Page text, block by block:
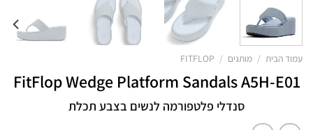
עמוד הבית / מותגים /
FITFLOP
FitFlop Wedge Platform Sandals A5H-E01
סנדלי פלטפורמה לנשים בצבע תכלת